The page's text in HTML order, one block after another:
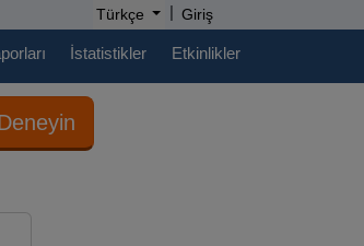
Türkçe | Giriş
İstatistikler Etkinlikler